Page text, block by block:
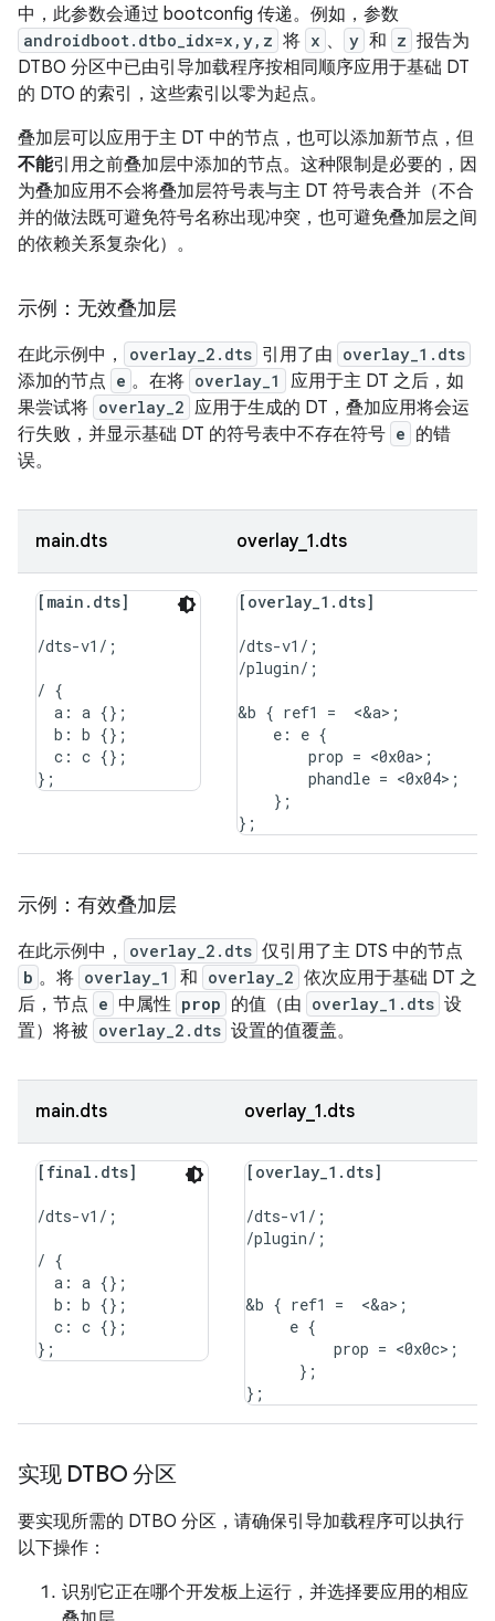
中，此参数会通过 bootconfig 传递。例如，参数
androidboot.dtbo_idx=x,y,z 将 x 、 y 和 z 报告为
DTBO 分区中已由引导加载程序按相同顺序应用于基础 DT
的 DTO 的索引，这些索引以零为起点。
叠加层可以应用于主 DT 中的节点，也可以添加新节点，但
不能引用之前叠加层中添加的节点。这种限制是必要的，因
为叠加应用不会将叠加层符号表与主 DT 符号表合并（不合
并的做法既可避免符号名称出现冲突，也可避免叠加层之间
的依赖关系复杂化）。
示例：无效叠加层
在此示例中， overlay_2.dts 引用了由 overlay_1.dts
添加的节点 e 。在将 overlay_1
应用于主 DT 之后，如
果尝试将 overlay_2 应用于生成的 DT，叠加应用将会运
行失败，并显示基础 DT 的符号表中不存在符号 e 的错
误。
main.dts overlay_1.dts
[main.dts]
/dts-v1/;
/ {
  a: a {};
  b: b {};
  c: c {};
[overlay_1.dts]
/dts-v1/;
/plugin/;
&b { ref1 =  <&a>;
    e: e {
        prop = <0x0a>;
        phandle = <0x04>;
    };
示例：有效叠加层
在此示例中， overlay_2.dts 仅引用了主 DTS 中的节点
b 。将 overlay_1 和 overlay_2 依次应用于基础 DT 之
后，节点 e 中属性 prop 的值（由 overlay_1.dts 设
置）将被 overlay_2.dts 设置的值覆盖。
main.dts overlay_1.dts
[final.dts]
/dts-v1/;
/ {
  a: a {};
  b: b {};
  c: c {};
[overlay_1.dts]
/dts-v1/;
/plugin/;
&b { ref1 =  <&a>;
     e {
          prop = <0x0c>;
      };
实现 DTBO 分区
要实现所需的 DTBO 分区，请确保引导加载程序可以执行
以下操作：
识别它正在哪个开发板上运行，并选择要应用的相应